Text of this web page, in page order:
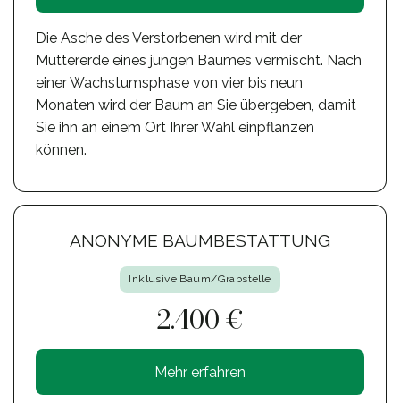
Die Asche des Verstorbenen wird mit der
Muttererde eines jungen Baumes vermischt. Nach
einer Wachstumsphase von vier bis neun
Monaten wird der Baum an Sie übergeben, damit
Sie ihn an einem Ort Ihrer Wahl einpflanzen
können.
ANONYME BAUMBESTATTUNG
Inklusive Baum/Grabstelle
2.400 €
Mehr erfahren